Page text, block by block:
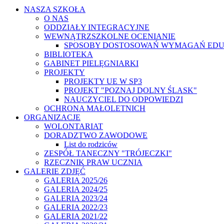
NASZA SZKOŁA
O NAS
ODDZIAŁY INTEGRACYJNE
WEWNĄTRZSZKOLNE OCENIANIE
SPOSOBY DOSTOSOWAŃ WYMAGAŃ
BIBLIOTEKA
GABINET PIELĘGNIARKI
PROJEKTY
PROJEKTY UE W SP3
PROJEKT "POZNAJ DOLNY ŚLASK"
NAUCZYCIEL DO ODPOWIEDZI
OCHRONA MAŁOLETNICH
ORGANIZACJE
WOLONTARIAT
DORADZTWO ZAWODOWE
List do rodziców
ZESPÓŁ TANECZNY "TRÓJECZKI"
RZECZNIK PRAW UCZNIA
GALERIE ZDJĘĆ
GALERIA 2025/26
GALERIA 2024/25
GALERIA 2023/24
GALERIA 2022/23
GALERIA 2021/22